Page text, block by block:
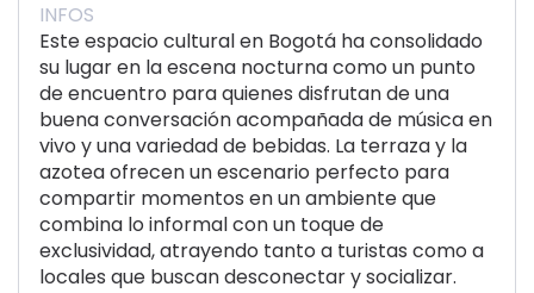
INFOS
Este espacio cultural en Bogotá ha consolidado
su lugar en la escena nocturna como un punto
de encuentro para quienes disfrutan de una
buena conversación acompañada de música en
vivo y una variedad de bebidas. La terraza y la
azotea ofrecen un escenario perfecto para
compartir momentos en un ambiente que
combina lo informal con un toque de
exclusividad, atrayendo tanto a turistas como a
locales que buscan desconectar y socializar.